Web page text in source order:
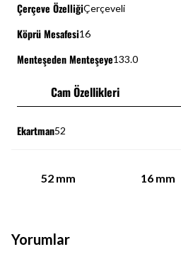
Çerçeve ÖzelliğiÇerçeveli
Köprü Mesafesi16
Menteşeden Menteşeye133.0
Cam Özellikleri
Ekartman52
52 mm 16 mm
Yorumlar